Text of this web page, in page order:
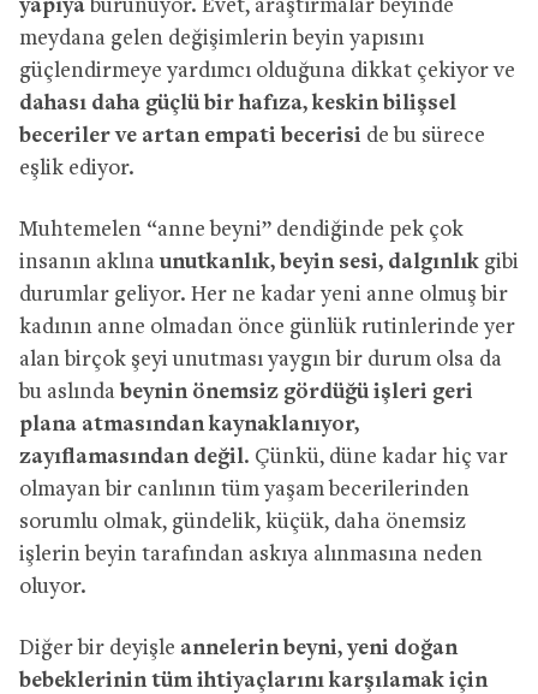
yapıya bürünüyor. Evet, araştırmalar beyinde
meydana gelen değişimlerin beyin yapısını
güçlendirmeye yardımcı olduğuna dikkat çekiyor ve
dahası daha güçlü bir hafıza, keskin bilişsel
beceriler ve artan empati becerisi de bu sürece
eşlik ediyor.
Muhtemelen “anne beyni” dendiğinde pek çok
insanın aklınaunutkanlık, beyin sesi, dalgınlık gibi
durumlar geliyor. Her ne kadar yeni anne olmuş bir
kadının anne olmadan önce günlük rutinlerinde yer
alan birçok şeyi unutması yaygın bir durum olsa da
bu aslında beynin önemsiz gördüğü işleri geri
plana atmasından kaynaklanıyor,
zayıflamasından değil. Çünkü, düne kadar hiç var
olmayan bir canlının tüm yaşam becerilerinden
sorumlu olmak, gündelik, küçük, daha önemsiz
işlerin beyin tarafından askıya alınmasına neden
oluyor.
Diğer bir deyişle annelerin beyni, yeni doğan
bebeklerinin tüm ihtiyaçlarını karşılamak için